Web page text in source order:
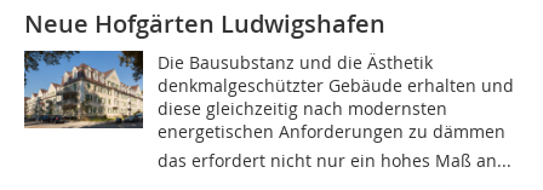
Neue Hofgärten Ludwigshafen
Die Bausubstanz und die Ästhetik
denkmalgeschützter Gebäude erhalten und
diese gleichzeitig nach modernsten
energetischen Anforderungen zu dämmen 
das erfordert nicht nur ein hohes Maß an...